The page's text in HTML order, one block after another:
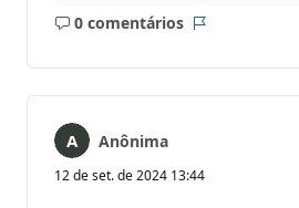
0 comentários
Sem
Anônima
12 de set. de 2024 13:44